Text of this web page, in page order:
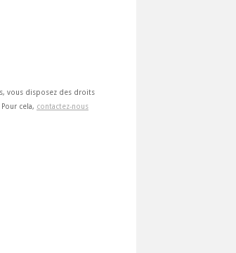
vous disposez des droits
cela, contactez-nous